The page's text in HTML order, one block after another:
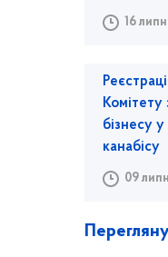
16
бізнесу
канабісу
09